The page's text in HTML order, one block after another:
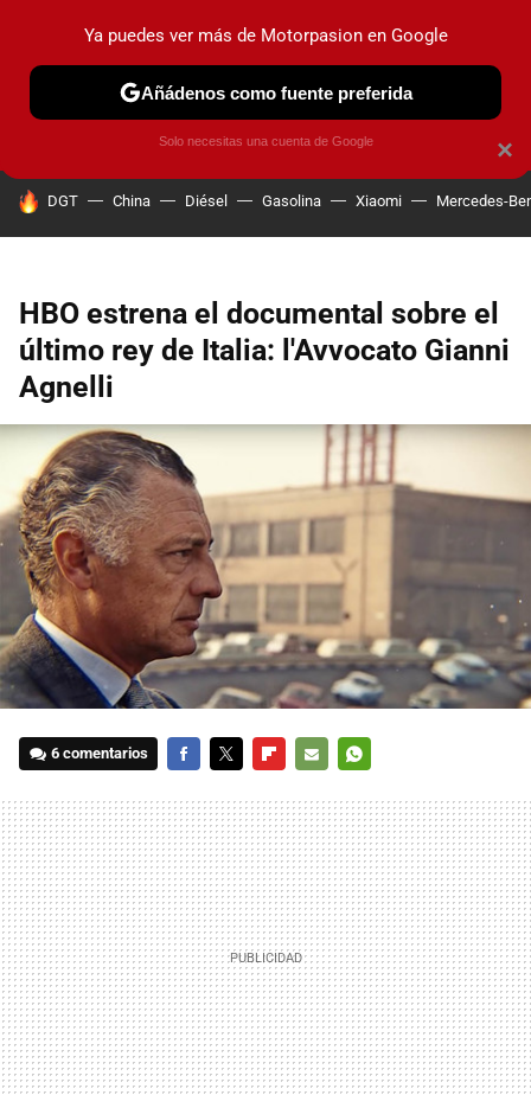
PRUEBAS COCHES ELÉCTRICOS OBSERVATORIO
HOY SE HABLA DE
DGT China Diésel Gasolina Xiaomi Mercedes-
HBO estrena el documental sobre el
último rey de Italia: l'Avvocato Gianni
Agnelli
6 comentarios
MAIL
×
Ya puedes ver más de Motorpasion en Google
Añádenos como fuente preferida
Solo necesitas una cuenta de Google